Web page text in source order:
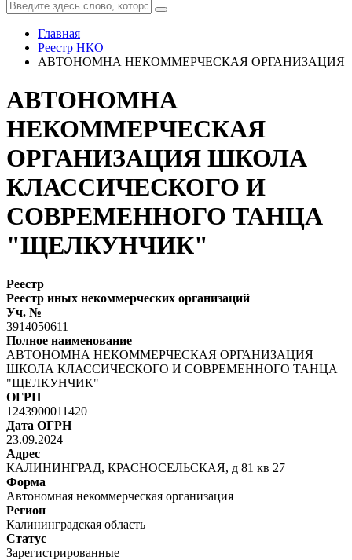
Главная
Реестр НКО
АВТОНОМНА НЕКОММЕРЧЕСКАЯ ОРГАНИЗАЦИЯ
АВТОНОМНА
НЕКОММЕРЧЕСКАЯ
ОРГАНИЗАЦИЯ ШКОЛА
КЛАССИЧЕСКОГО И
СОВРЕМЕННОГО ТАНЦА
"ЩЕЛКУНЧИК"
Реестр
Реестр иных некоммерческих организаций
Уч. №
3914050611
Полное наименование
АВТОНОМНА НЕКОММЕРЧЕСКАЯ ОРГАНИЗАЦИЯ
ШКОЛА КЛАССИЧЕСКОГО И СОВРЕМЕННОГО ТАНЦА
"ЩЕЛКУНЧИК"
ОГРН
1243900011420
Дата ОГРН
23.09.2024
Адрес
КАЛИНИНГРАД, КРАСНОСЕЛЬСКАЯ, д 81 кв 27
Форма
Автономная некоммерческая организация
Регион
Калининградская область
Статус
Зарегистрированные